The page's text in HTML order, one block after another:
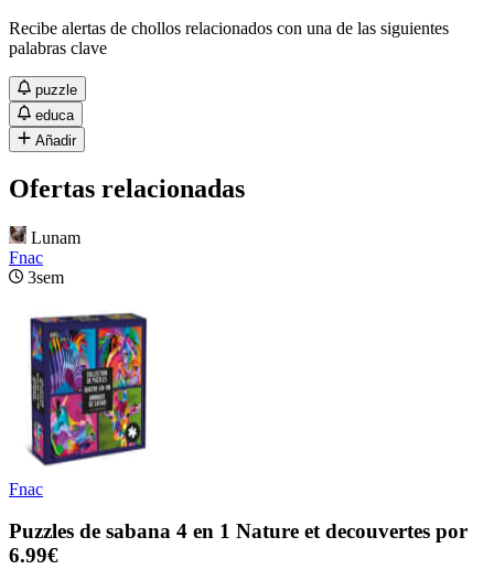
Recibe alertas de chollos relacionados con una de las siguientes
palabras clave
puzzle
educa
Añadir
Ofertas relacionadas
Lunam
Fnac
3sem
Fnac
Puzzles de sabana 4 en 1 Nature et decouvertes por
6.99€